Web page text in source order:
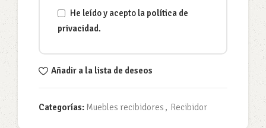
He leído y acepto la política de
privacidad.
Añadir a la lista de deseos
Categorías: Muebles recibidores , Recibidor